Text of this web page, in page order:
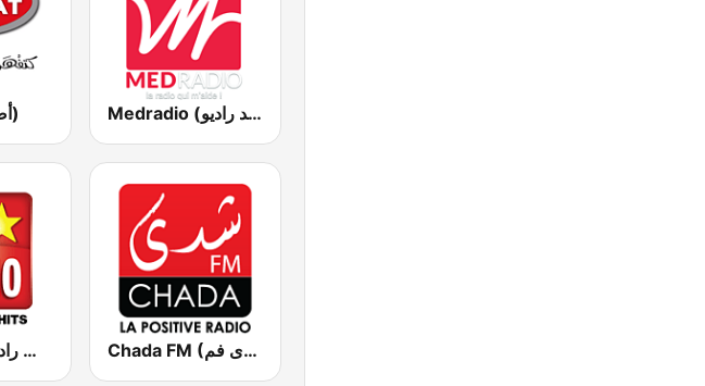
Aswat (أصوات) Medradio (ميد راديو)
Hit Radio (هيت راديو) Chada FM (شدى فم)